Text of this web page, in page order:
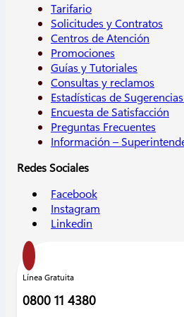
Tarifario
Solicitudes y Contratos
Centros de Atención
Promociones
Guías y Tutoriales
Consultas y reclamos
Estadísticas de
Encuesta de Satisfacción
Preguntas Frecuentes
Información –
Redes Sociales
Facebook
Instagram
Linkedin
Línea Gratuita
0800 11 4380